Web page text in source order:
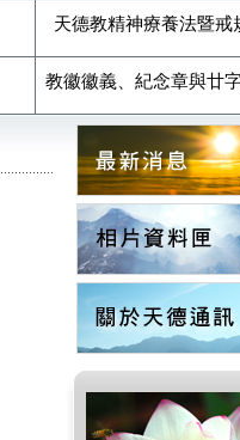
天德教精神療養法暨戒
教徽徽義、紀念章與廿